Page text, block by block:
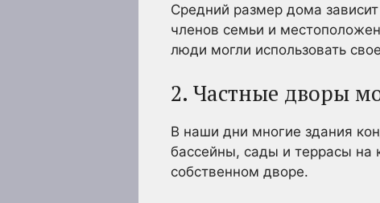
Средний размер дома
членов семьи и
люди могли использовать
2. Частные дворы
В наши дни многие здания
бассейны, сады и террасы на
собственном дворе.